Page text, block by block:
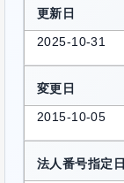
更新日
2025-10-31
変更日
2015-10-05
法人番号指定日